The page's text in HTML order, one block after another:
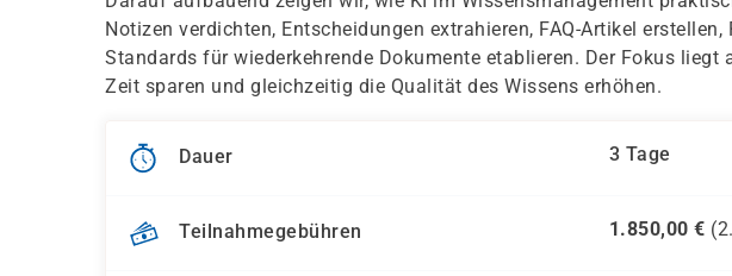
Notizen verdichten, Entscheidungen extrahieren, FAQ-Artikel
Standards für wiederkehrende Dokumente etablieren. Der Fokus
Zeit sparen und gleichzeitig die Qualität des Wissens erhöhen.
Dauer 3 Tage
Teilnahmegebühren 1.850,00 € (